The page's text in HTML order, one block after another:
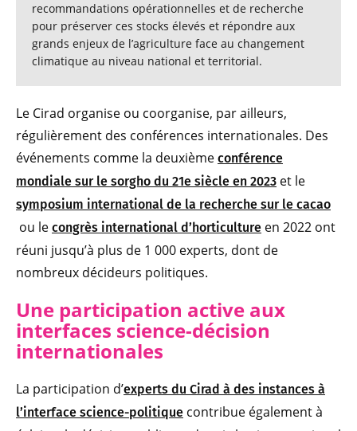
recommandations opérationnelles et de recherche
pour préserver ces stocks élevés et répondre aux
grands enjeux de l’agriculture face au changement
climatique au niveau national et territorial.
Le Cirad organise ou coorganise, par ailleurs,
régulièrement des conférences internationales. Des
événements comme la deuxième conférence
mondiale sur le sorgho du 21e siècle en 2023 et le
symposium international de la recherche sur le cacao
ou le congrès international d’horticulture en 2022 ont
réuni jusqu’à plus de 1 000 experts, dont de
nombreux décideurs politiques.
Une participation active aux
interfaces science-décision
internationales
La participation d’experts du Cirad à des instances à
l’interface science-politique contribue également à